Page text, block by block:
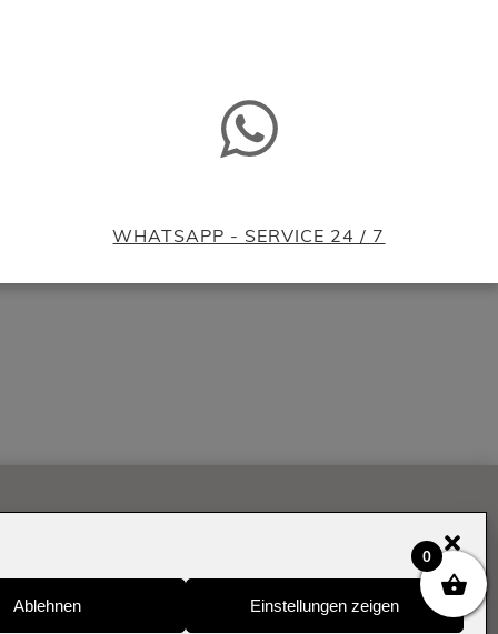
Ablehnen Einstellungen zeigen
ist.
WHATSAPP - SERVICE 24 / 7
0